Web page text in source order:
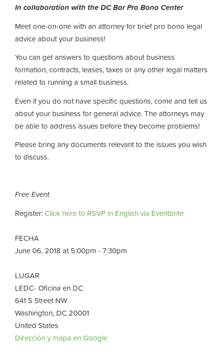
In collaboration with the DC Bar Pro Bono Center
Meet one-on-one with an attorney for brief pro bono legal
advice about your business!
You can get answers to questions about business
formation, contracts, leases, taxes or any other legal matters
related to running a small business.
Even if you do not have specific questions, come and tell us
about your business for general advice. The attorneys may
be able to address issues before they become problems!
Please bring any documents relevant to the issues you wish
to discuss.
Free Event
Register:Click here to RSVP in English via Eventbrite
FECHA
June 06, 2018 at 5:00pm - 7:30pm
LUGAR
LEDC- Oficina en DC
641 S Street NW
Washington, DC 20001
United States
Dirección y mapa en Google